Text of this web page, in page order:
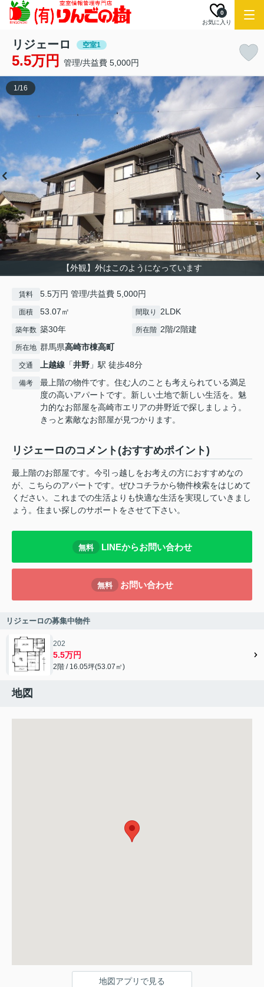
お気に入り
0
リジェーロ 空室1
5.5万円 管理/共益費 5,000円
【外観】外はこのようになっています
1/16
賃料 5.5万円 管理/共益費 5,000円
面積 53.07㎡ 間取り 2LDK
築年数 築30年 所在階 2階/2階建
所在地 群馬県高崎市棟高町
交通 上越線 「井野 」駅 徒歩48分
備考
最上階の物件です。住む人のことも考えられている満足
度の高いアパートです。新しい土地で新しい生活を。魅
力的なお部屋を高崎市エリアの井野近で探しましょう。
きっと素敵なお部屋が見つかります。
リジェーロのコメント(おすすめポイント)
最上階のお部屋です。今引っ越しをお考えの方におすすめなの
が、こちらのアパートです。ぜひコチラから物件検索をはじめて
ください。これまでの生活よりも快適な生活を実現していきまし
ょう。住まい探しのサポートをさせて下さい。
無料 LINEからお問い合わせ
無料 お問い合わせ
リジェーロの募集中物件
202
5.5万円
2階 / 16.05坪(53.07㎡)
地図
地図アプリで見る